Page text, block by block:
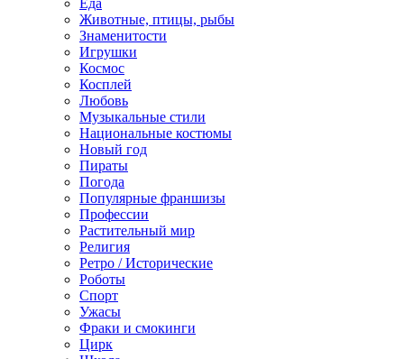
Еда
Животные, птицы, рыбы
Знаменитости
Игрушки
Космос
Косплей
Любовь
Музыкальные стили
Национальные костюмы
Новый год
Пираты
Погода
Популярные франшизы
Профессии
Растительный мир
Религия
Ретро / Исторические
Роботы
Спорт
Ужасы
Фраки и смокинги
Цирк